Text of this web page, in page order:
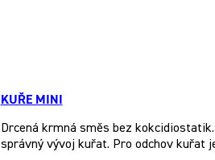
KUŘE MINI
Drcená krmná směs bez
správný vývoj kuřat. Pro odchov kuřat